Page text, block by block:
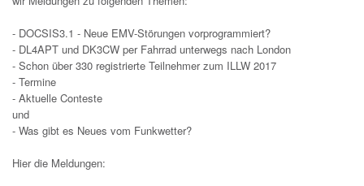
- DOCSIS3.1 - Neue EMV-Störungen vorprogrammiert?
- DL4APT und DK3CW per Fahrrad unterwegs nach London
- Schon über 330 registrierte Teilnehmer zum ILLW 2017
- Termine
- Aktuelle Conteste
und
- Was gibt es Neues vom Funkwetter?
Hier die Meldungen: